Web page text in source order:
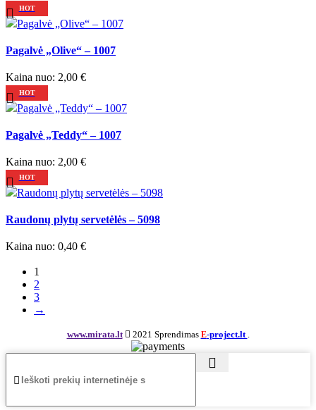
HOT
Greita peržiūra
Pagalvė „Olive“ – 1007
Kaina nuo: 2,00 €
HOT
Greita peržiūra
Pagalvė „Teddy“ – 1007
Kaina nuo: 2,00 €
HOT
Greita peržiūra
Raudonų plytų servetėlės – 5098
Kaina nuo: 0,40 €
1
2
3
→
www.mirata.lt 2021 Sprendimas E-project.lt .